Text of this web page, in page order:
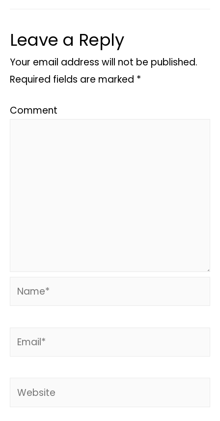
Leave a Reply
Your email address will not be published.
Required fields are marked *
Comment